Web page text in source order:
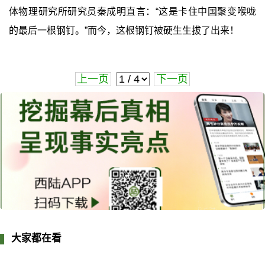
体物理研究所研究员秦成明直言：“这是卡住中国聚变喉咙
的最后一根钢钉。”而今，这根钢钉被硬生生拔了出来！
上一页 下一页
大家都在看